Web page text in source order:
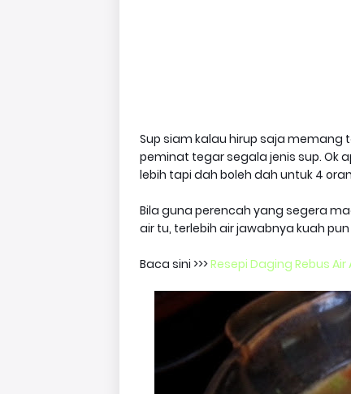
Sup siam kalau hirup saja memang
peminat tegar segala jenis sup. Ok
lebih tapi dah boleh dah untuk 4
Bila guna perencah yang segera
air tu, terlebih air jawabnya kuah
Baca sini >>>Resepi Daging Rebus